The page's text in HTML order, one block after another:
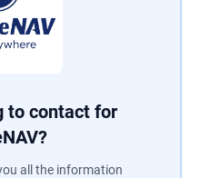
to contact for
all the information